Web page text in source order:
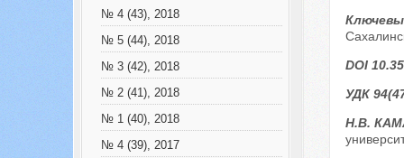
№ 4 (43), 2018
№ 5 (44), 2018
№ 3 (42), 2018
№ 2 (41), 2018
№ 1 (40), 2018
№ 4 (39), 2017
DOI
УДК
Н.В.